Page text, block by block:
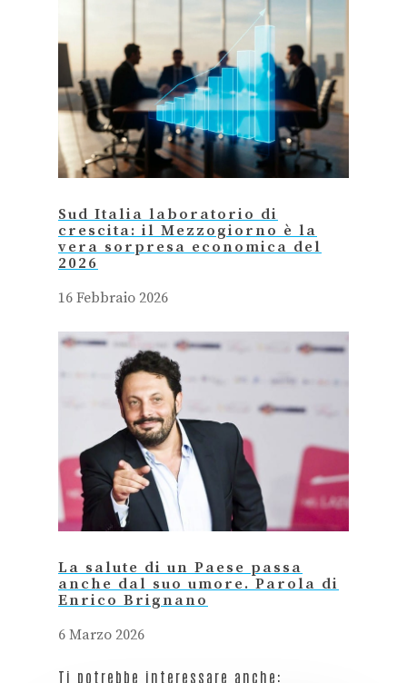
Sud Italia laboratorio di
crescita: il Mezzogiorno è la
vera sorpresa economica del
2026
16 Febbraio 2026
La salute di un Paese passa
anche dal suo umore. Parola di
Enrico Brignano
6 Marzo 2026
Ti potrebbe interessare anche: